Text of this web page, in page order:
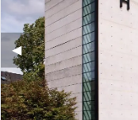
◀︎